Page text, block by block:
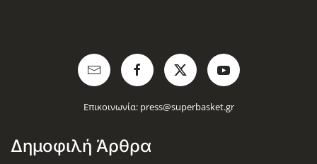
Επικοινωνία: press@superbasket.gr
Δημοφιλή Άρθρα